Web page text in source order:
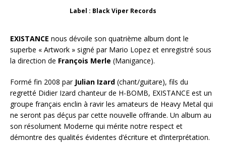
Label : Black Viper Records
EXISTANCE nous dévoile son quatrième album dont le
superbe « Artwork » signé par Mario Lopez et enregistré sous
la direction de François Merle (Manigance).
Formé fin 2008 par Julian Izard (chant/guitare), fils du
regretté Didier Izard chanteur de H-BOMB, EXISTANCE est un
groupe français enclin à ravir les amateurs de Heavy Metal qui
ne seront pas déçus par cette nouvelle offrande. Un album au
son résolument Moderne qui mérite notre respect et
démontre des qualités évidentes d’écriture et d’interprétation.